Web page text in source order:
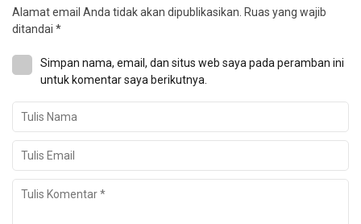
Alamat email Anda tidak akan dipublikasikan. Ruas yang wajib
ditandai *
Simpan nama, email, dan situs web saya pada peramban ini
untuk komentar saya berikutnya.